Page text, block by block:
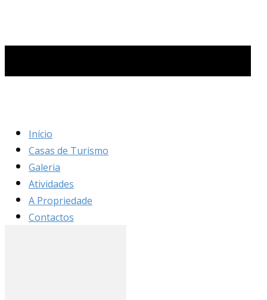
Início
Casas de Turismo
Galeria
Atividades
A Propriedade
Contactos